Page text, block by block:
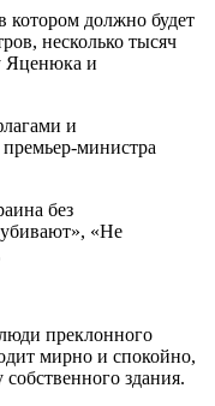
котором должно будет
несколько тысяч
Яценюка и
и
министра
без
«Не
преклонного
мирно и спокойно,
здания.